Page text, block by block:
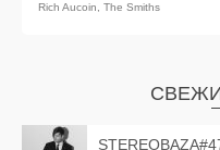
Rich Aucoin
The Smiths